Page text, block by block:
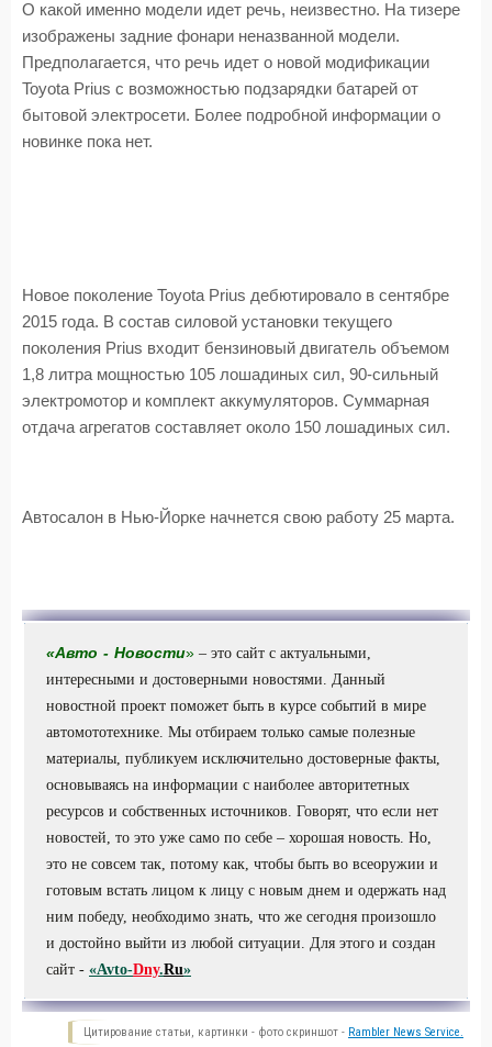
О какой именно модели идет речь, неизвестно. На тизере
изображены задние фонари неназванной модели.
Предполагается, что речь идет о новой модификации
Toyota Prius с возможностью подзарядки батарей от
бытовой электросети. Более подробной информации о
новинке пока нет.
Новое поколение Toyota Prius дебютировало в сентябре
2015 года. В состав силовой установки текущего
поколения Prius входит бензиновый двигатель объемом
1,8 литра мощностью 105 лошадиных сил, 90-сильный
электромотор и комплект аккумуляторов. Суммарная
отдача агрегатов составляет около 150 лошадиных сил.
Автосалон в Нью-Йорке начнется свою работу 25 марта.
«Авто -Новости» – это сайт с актуальными,
интересными и достоверными новостями. Данный
новостной проект поможет быть в курсе событий в мире
автомототехнике. Мы отбираем только самые полезные
материалы, публикуем исключительно достоверные факты,
основываясь на информации с наиболее авторитетных
ресурсов и собственных источников. Говорят, что если нет
новостей, то это уже само по себе – хорошая новость. Но,
это не совсем так, потому как, чтобы быть во всеоружии и
готовым встать лицом к лицу с новым днем и одержать над
ним победу, необходимо знать, что же сегодня произошло
и достойно выйти из любой ситуации. Для этого и создан
сайт - «Avto-Dny.Ru»
Цитирование статьи, картинки - фото скриншот - Rambler News Service.